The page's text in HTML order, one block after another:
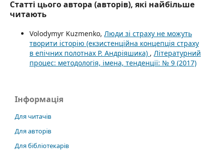
Статті цього автора (авторів), які найбільше
читають
Volodymyr Kuzmenko, Люди зі страху не можуть
творити історію (екзистенційна концепція страху
в епічних полотнах Р. Андріяшика) , Літературний
процес: методологія, імена, тенденції: № 9 (2017)
Інформація
Для читачів
Для авторів
Для бібліотекарів